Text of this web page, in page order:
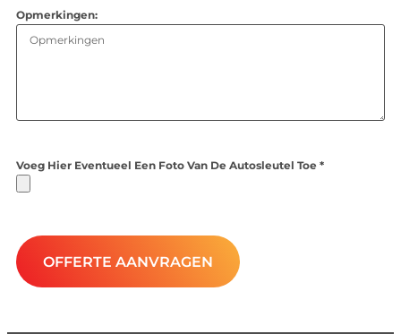
Opmerkingen:
Voeg Hier Eventueel Een Foto Van De Autosleutel Toe *
OFFERTE AANVRAGEN